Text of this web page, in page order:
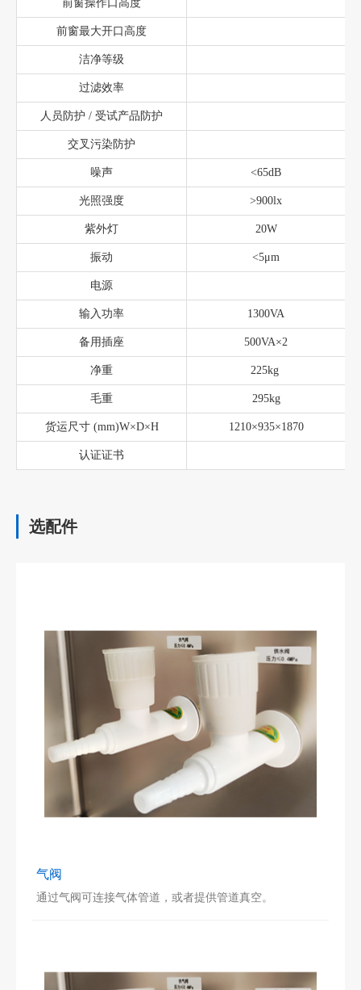
前窗操作口高度
前窗最大开口高度
洁净等级
过滤效率
人员防护 / 受试产品防护
交叉污染防护
噪声 <65dB
光照强度 >900lx
紫外灯 20W
振动 <5μm
电源
输入功率 1300VA
备用插座 500VA×2
净重 225kg
毛重 295kg
货运尺寸 (mm)W×D×H 1210×935×1870
认证证书
选配件
气阀
通过气阀可连接气体管道，或者提供管道真空。